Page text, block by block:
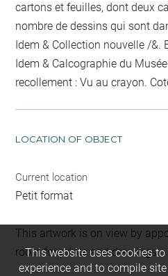
cartons et feuilles, dont deux
nombre de dessins qui sont
Idem & Collection nouvelle /&.
Idem & Calcographie du
recollement :Vu au crayon.
LOCATION OF OBJECT
Current location
Petit format
This artwork is on view by
room for prints and drawings
This website uses cookies
experience and to compile